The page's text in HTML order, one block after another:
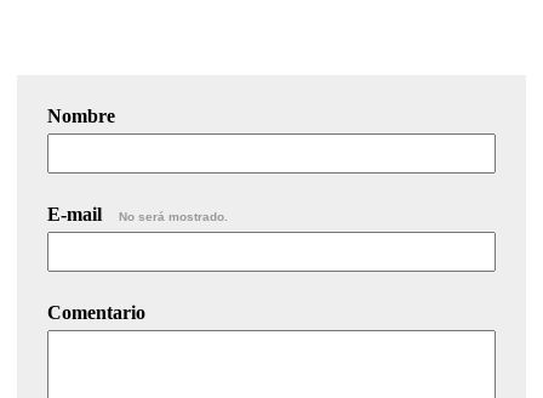
Nombre
E-mail No será mostrado.
Comentario